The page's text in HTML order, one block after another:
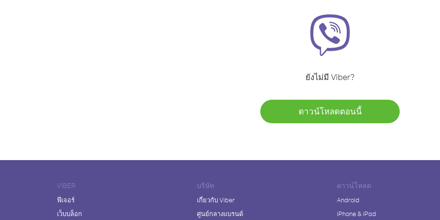
ยังไม่มี Viber?
ดาวน์โหลดตอนนี้
VIBER
ฟีเจอร์
เว็บบล็อก
บริษัท
เกี่ยวกับ Viber
ศูนย์กลางแบรนด์
ดาวน์โหลด
Android
iPhone & iPad